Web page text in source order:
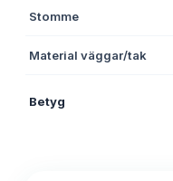
Stomme
Material väggar/tak
Betyg